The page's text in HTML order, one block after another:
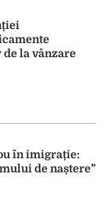
la vânzare
în imigrație:
de naștere”